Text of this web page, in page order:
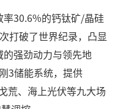
30.6%的钙钛矿/晶硅
打破了世界纪录，凸显
强劲动力与领先地
3储能系统，提供
荒、海上光伏等九大场